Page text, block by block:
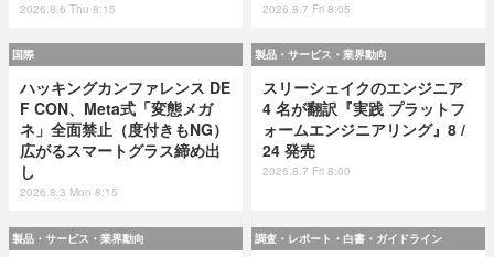
2026.8.6 Thu 8:15 2026.8.7 Fri 8:05
国際
ハッキングカンファレンス DE
F CON、Meta式「変態メガ
ネ」全面禁止（度付きもNG）
広がるスマートグラス締め出
し
2026.8.3 Mon 8:15
製品・サービス・業界動向
スリーシェイクのエンジニア
4 名が翻訳『実践 プラットフ
ォームエンジニアリング』8 /
24 発売
2026.8.7 Fri 8:00
製品・サービス・業界動向 調査・レポート・白書・ガイドライン